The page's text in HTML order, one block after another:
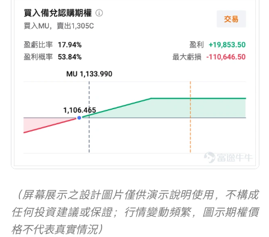
（屏幕展示之設計圖片僅供演示說明使用，不構成
任何投資建議或保證；行情變動頻繁，圖示期權價
格不代表真實情況）